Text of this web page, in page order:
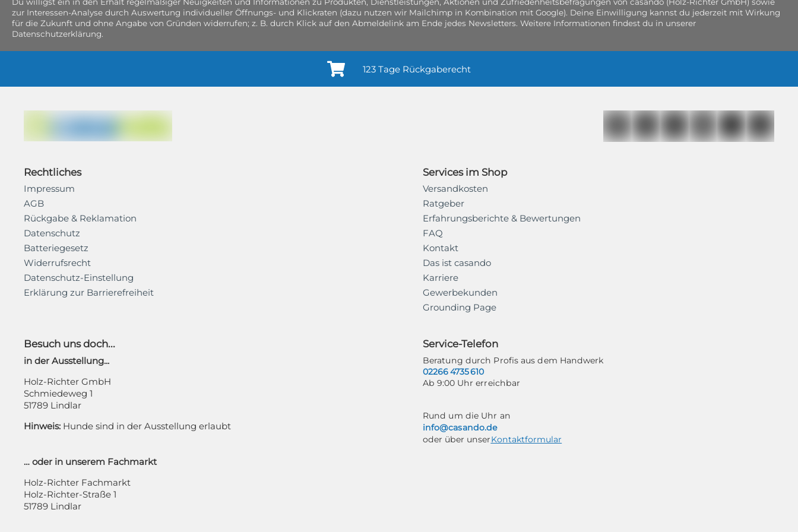
zur Interessen-Analyse durch Auswertung individueller Öffnungs- und Klickraten (dazu nutzen wir Mailchimp in Kombination mit Google). Deine Einwilligung kannst du jederzeit mit Wirkung
für die Zukunft und ohne Angabe von Gründen widerrufen; z. B. durch Klick auf den Abmeldelink am Ende jedes Newsletters. Weitere Informationen findest du in unserer
Datenschutzerklärung.
123 Tage Rückgaberecht
Rechtliches
Impressum
AGB
Rückgabe & Reklamation
Datenschutz
Batteriegesetz
Widerrufsrecht
Datenschutz-Einstellung
Erklärung zur Barrierefreiheit
Services im Shop
Versandkosten
Ratgeber
Erfahrungsberichte & Bewertungen
FAQ
Kontakt
Das ist casando
Karriere
Gewerbekunden
Grounding Page
Besuch uns doch...
in der Ausstellung...
Holz-Richter GmbH
Schmiedeweg 1
51789 Lindlar
Hinweis: Hunde sind in der Ausstellung erlaubt
… oder in unserem Fachmarkt
Holz-Richter Fachmarkt
Holz-Richter-Straße 1
51789 Lindlar
Service-Telefon
Beratung durch Profis aus dem Handwerk
02266 4735 610
Ab 9:00 Uhr erreichbar
Rund um die Uhr an
info@casando.de
oder über unserKontaktformular